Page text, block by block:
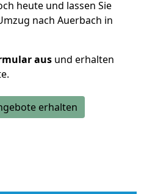
heute und lassen Sie
nach Auerbach in
aus und erhalten
erhalten